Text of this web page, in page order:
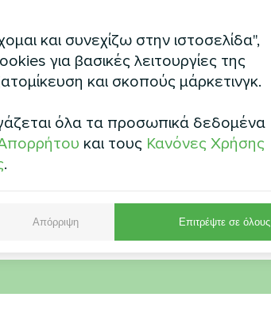
και συνεχίζω στην ιστοσελίδα",
για βασικές λειτουργίες της
και σκοπούς μάρκετινγκ.
όλα τα προσωπικά δεδομένα
και τους Κανόνες Χρήσης
.
Απόρριψη Επιτρέψτε σε όλους